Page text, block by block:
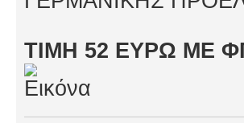
ΤΙΜΗ 52 ΕΥΡΩ ΜΕ